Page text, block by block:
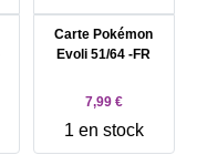
Carte Pokémon
Evoli 51/64 -FR
7,99 €
1 en stock